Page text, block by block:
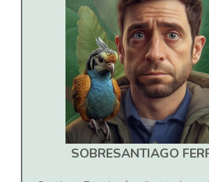
SOBRESANTIAGO